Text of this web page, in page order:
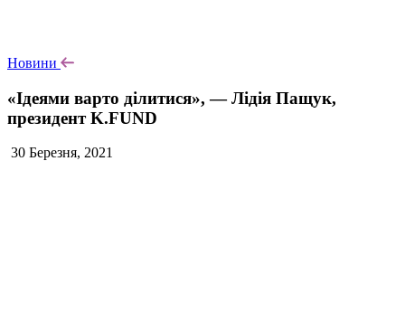
Новини
«Ідеями варто ділитися», — Лідія Пащук,
президент K.FUND
30 Березня, 2021